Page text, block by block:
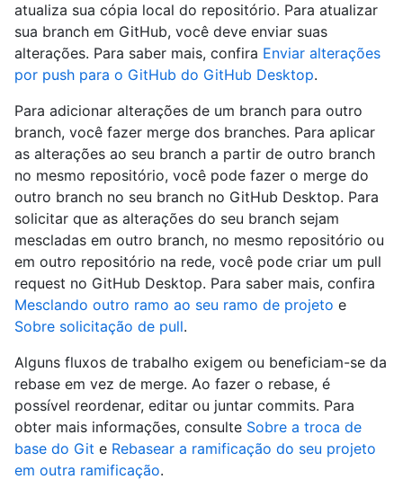
atualiza sua cópia local do repositório. Para atualizar
sua branch em GitHub, você deve enviar suas
alterações. Para saber mais, confira Enviar alterações
por push para o GitHub do GitHub Desktop.
Para adicionar alterações de um branch para outro
branch, você fazer merge dos branches. Para aplicar
as alterações ao seu branch a partir de outro branch
no mesmo repositório, você pode fazer o merge do
outro branch no seu branch no GitHub Desktop. Para
solicitar que as alterações do seu branch sejam
mescladas em outro branch, no mesmo repositório ou
em outro repositório na rede, você pode criar um pull
request no GitHub Desktop. Para saber mais, confira
Mesclando outro ramo ao seu ramo de projeto e
Sobre solicitação de pull.
Alguns fluxos de trabalho exigem ou beneficiam-se da
rebase em vez de merge. Ao fazer o rebase, é
possível reordenar, editar ou juntar commits. Para
obter mais informações, consulte Sobre a troca de
base do Git e Rebasear a ramificação do seu projeto
em outra ramificação.